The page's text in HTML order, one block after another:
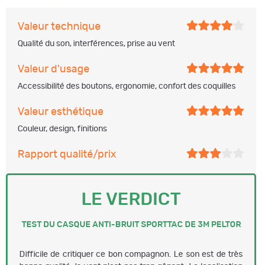
Valeur technique
Qualité du son, interférences, prise au vent
Valeur d'usage
Accessibilité des boutons, ergonomie, confort des coquilles
Valeur esthétique
Couleur, design, finitions
Rapport qualité/prix
LE VERDICT
TEST DU CASQUE ANTI-BRUIT SPORTTAC DE 3M PELTOR
Difficile de critiquer ce bon compagnon. Le son est de très